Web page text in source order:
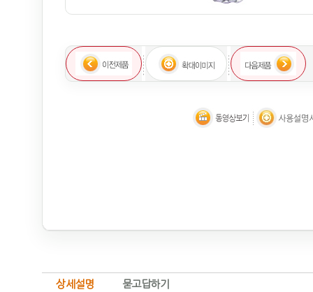
상세설명 묻고답하기